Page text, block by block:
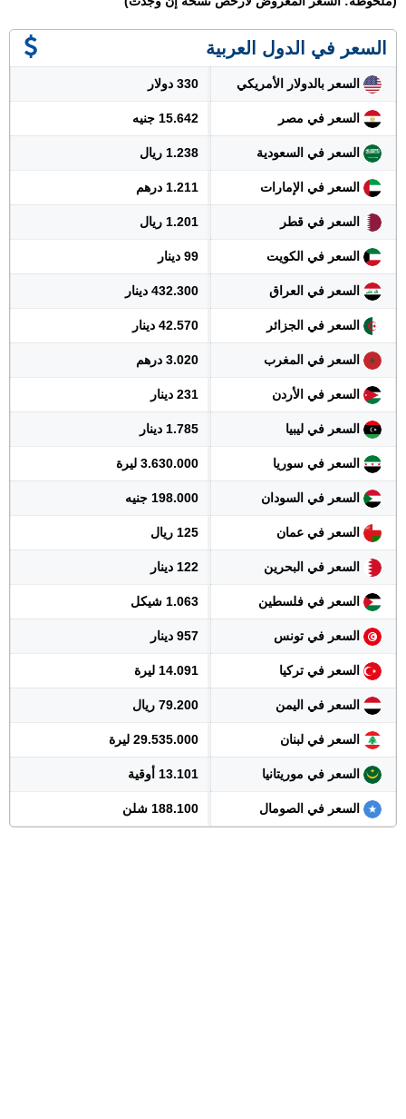
السعر في الدول العربية
السعر بالدولار الأمريكي 330 دولار
السعر في مصر 15.642 جنيه
السعر في السعودية 1.238 ريال
السعر في الإمارات 1.211 درهم
السعر في قطر 1.201 ريال
السعر في الكويت 99 دينار
السعر في العراق 432.300 دينار
السعر في الجزائر 42.570 دينار
السعر في المغرب 3.020 درهم
السعر في الأردن 231 دينار
السعر في ليبيا 1.785 دينار
السعر في سوريا 3.630.000 ليرة
السعر في السودان 198.000 جنيه
السعر في عمان 125 ريال
السعر في البحرين 122 دينار
السعر في فلسطين 1.063 شيكل
السعر في تونس 957 دينار
السعر في تركيا 14.091 ليرة
السعر في اليمن 79.200 ريال
السعر في لبنان 29.535.000 ليرة
السعر في موريتانيا 13.101 أوقية
السعر في الصومال 188.100 شلن